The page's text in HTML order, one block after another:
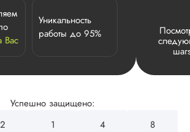
Вас
Уникальность
работы до 95%
Успешно защищено:
2
3
4
2